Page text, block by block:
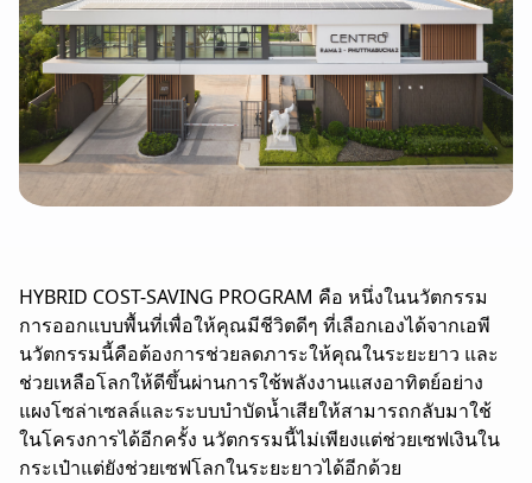
HYBRID COST-SAVING PROGRAM คือ หนึ่งในนวัตกรรม
การออกแบบพื้นที่เพื่อให้คุณมีชีวิตดีๆ ที่เลือกเองได้จากเอพี
นวัตกรรมนี้คือต้องการช่วยลดภาระให้คุณในระยะยาว และ
ช่วยเหลือโลกให้ดีขึ้นผ่านการใช้พลังงานแสงอาทิตย์อย่าง
แผงโซล่าเซลล์และระบบบำบัดน้ำเสียให้สามารถกลับมาใช้
ในโครงการได้อีกครั้ง นวัตกรรมนี้ไม่เพียงแต่ช่วยเซฟเงินใน
กระเป๋าแต่ยังช่วยเซฟโลกในระยะยาวได้อีกด้วย